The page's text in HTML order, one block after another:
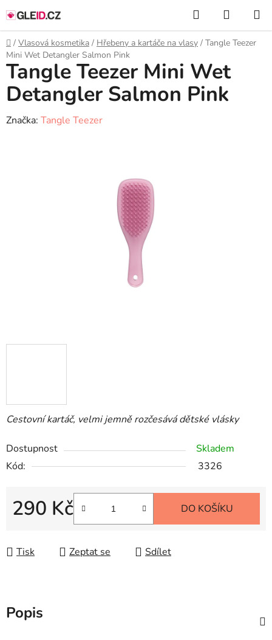
na
obsah
Hledat
KOŠÍK
Domů
/ Vlasová kosmetika / Hřebeny a kartáče na vlasy / Tangle Teezer
Mini Wet Detangler Salmon Pink
Cestovní kartáč, velmi jemně rozčesává dětské vlásky
Dostupnost
Skladem
Kód:
3326
290 Kč DO KOŠÍKU
Tisk Zeptat se Sdílet
Tangle Teezer Mini Wet
Detangler Salmon Pink
Značka: Tangle Teezer
Popis